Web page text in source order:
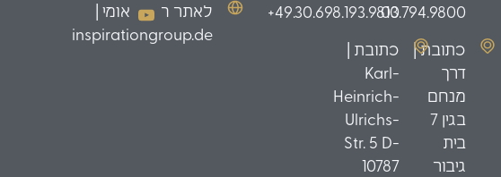
03.794.9800
כתובת |
דרך
מנחם
בגין 7
בית
גיבור
49.30.698.193.9810+
כתובת |
Karl-
Heinrich-
Ulrichs-
Str. 5 D-
10787
לאתר הבינלאומי |
inspirationgroup.de